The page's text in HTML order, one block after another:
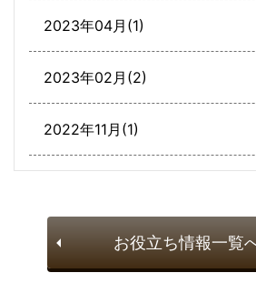
2023年04月(1)
2023年02月(2)
2022年11月(1)
お役立ち情報一覧